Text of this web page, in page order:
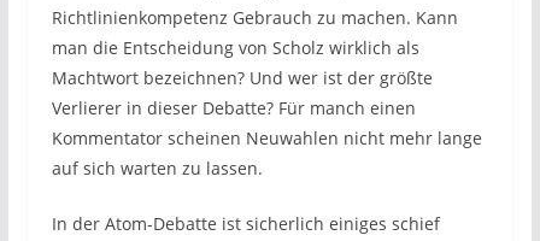
Richtlinienkompetenz Gebrauch zu machen. Kann
man die Entscheidung von Scholz wirklich als
Machtwort bezeichnen? Und wer ist der größte
Verlierer in dieser Debatte? Für manch einen
Kommentator scheinen Neuwahlen nicht mehr lange
auf sich warten zu lassen.
In der Atom-Debatte ist sicherlich einiges schief